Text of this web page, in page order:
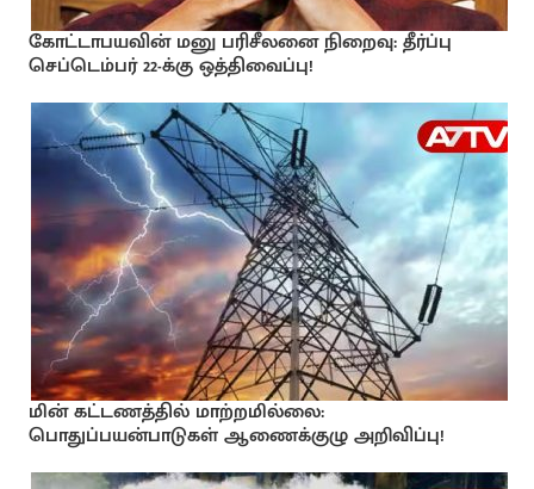
கோட்டாபயவின் மனு பரிசீலனை நிறைவு: தீர்ப்பு
செப்டெம்பர் 22-க்கு ஒத்திவைப்பு!
மின் கட்டணத்தில் மாற்றமில்லை:
பொதுப்பயன்பாடுகள் ஆணைக்குழு அறிவிப்பு!